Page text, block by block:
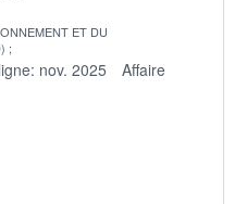
ET DU
nov. 2025
Affaire